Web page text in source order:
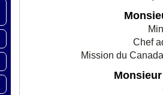
Chef
Mission du